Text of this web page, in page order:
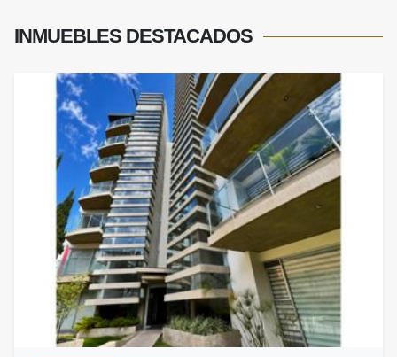
INMUEBLES DESTACADOS